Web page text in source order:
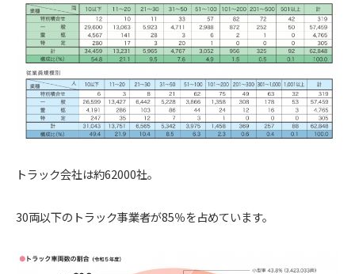
トラック会社は約62000社。
30両以下のトラック事業者が85％を占めています。